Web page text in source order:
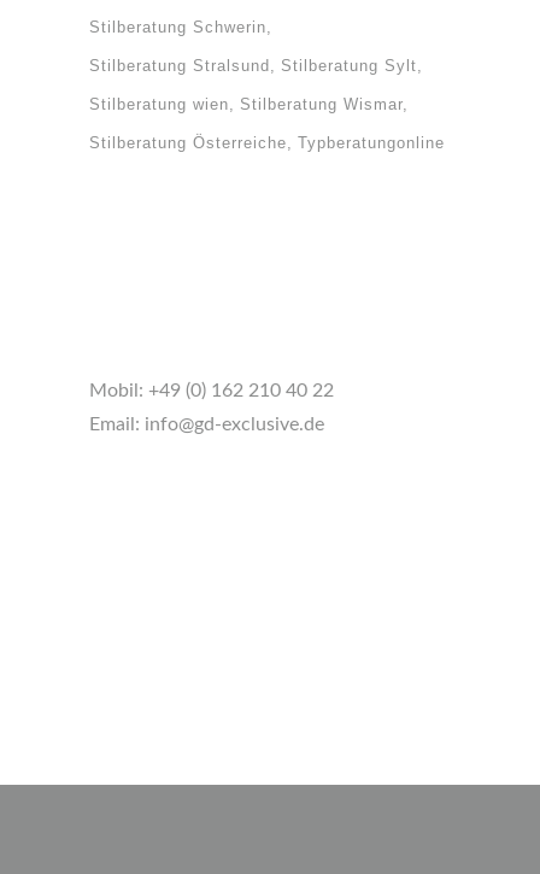
Stilberatung Schwerin
Stilberatung Stralsund Stilberatung Sylt
Stilberatung wien Stilberatung Wismar
Stilberatung Österreiche Typberatungonline
Mobil: +49 (0) 162 210 40 22
Email: info@gd-exclusive.de